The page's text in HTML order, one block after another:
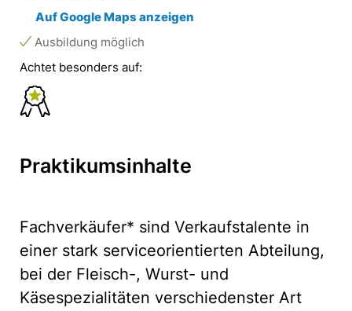
Auf Google Maps anzeigen
Ausbildung möglich
Achtet besonders auf:
Praktikumsinhalte
Fachverkäufer* sind Verkaufstalente in
einer stark serviceorientierten Abteilung,
bei der Fleisch-, Wurst- und
Käsespezialitäten verschiedenster Art